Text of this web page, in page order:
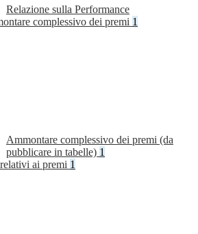
Relazione sulla Performance
complessivo dei premi 1
Ammontare complessivo dei premi (da
pubblicare in tabelle) 1
ai premi 1